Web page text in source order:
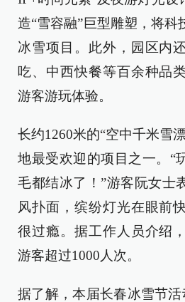
造“雪容融”巨型雕塑，将科
冰雪项目。此外，园区内
吃、中西快餐等百余种品
游客游玩体验。
长约1260米的“空中千米雪
地最受欢迎的项目之一。“
毛都结冰了！”游客阮女士
风扑面，缤纷灯光在眼前
很过瘾。据工作人员介绍
游客超过1000人次。
据了解，本届长春冰雪节